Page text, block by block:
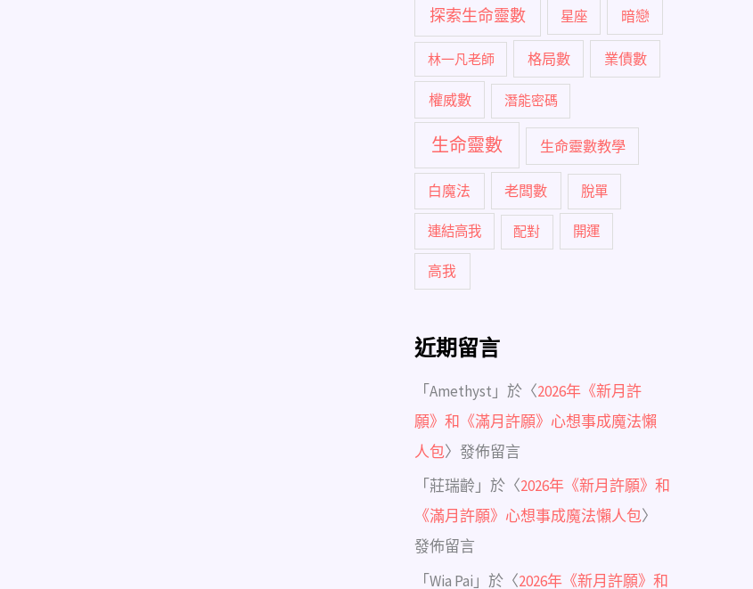
探索生命靈數 星座 暗戀
林一凡老師 格局數 業債數
權威數 潛能密碼
生命靈數 生命靈數教學
白魔法 老闆數 脫單
連結高我 配對 開運
高我
近期留言
「Amethyst 」於〈2026年《新月許
願》和《滿月許願》心想事成魔法懶
人包〉發佈留言
「莊瑞齡 」於〈2026年《新月許願》和
《滿月許願》心想事成魔法懶人包〉
發佈留言
「Wia Pai 」於〈2026年《新月許願》和